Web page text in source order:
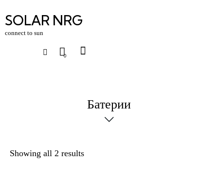
SOLAR NRG
connect to sun
0
Батерии
Showing all 2 results